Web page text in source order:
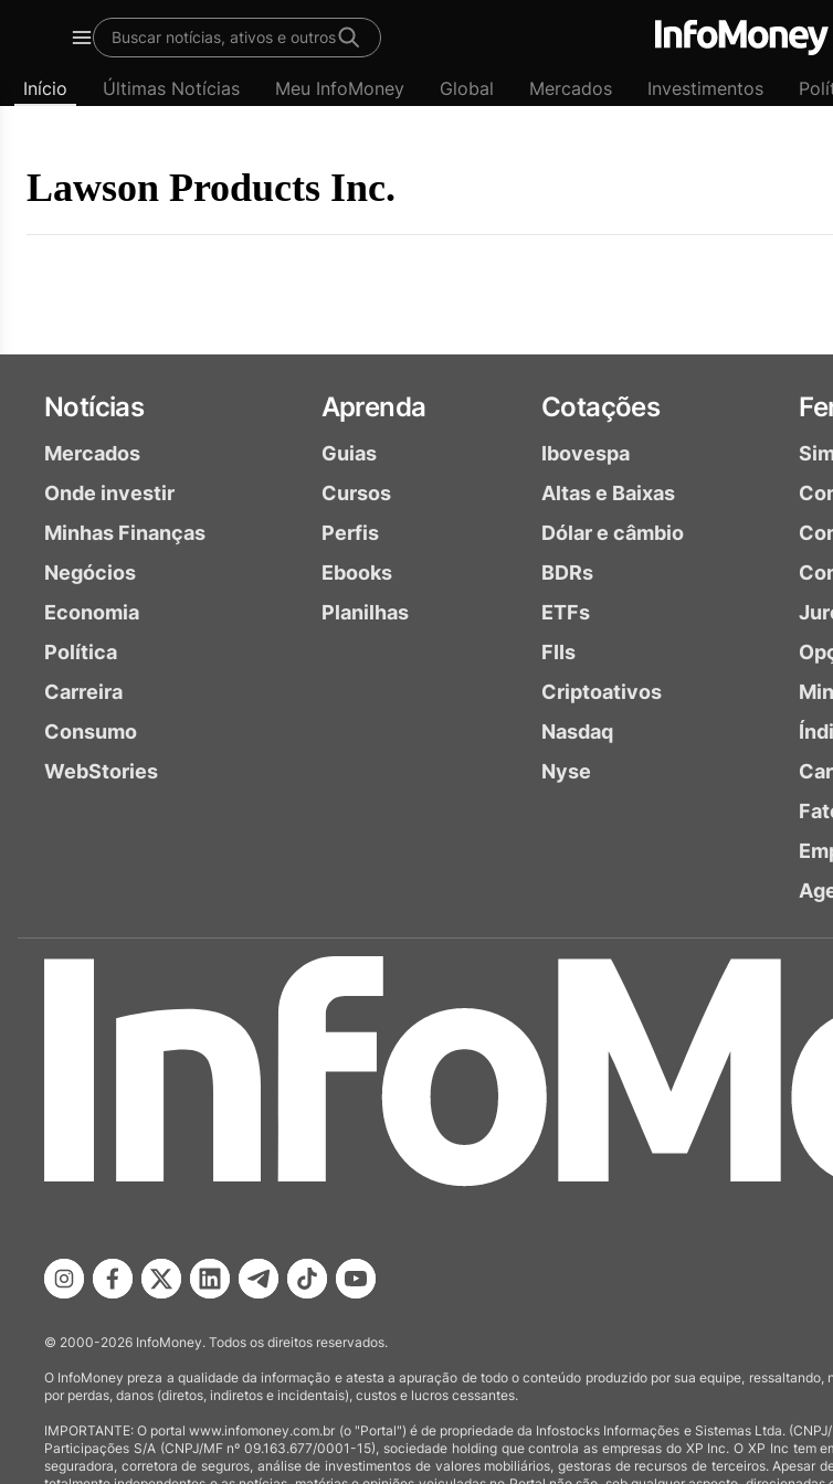
Últimas
InfoMoney
Menu
Buscar notícias, ativos e outros
Início Últimas Notícias Meu InfoMoney Global Mercados Investimentos
Lawson Products Inc.
Notícias
Mercados
Onde investir
Minhas Finanças
Negócios
Economia
Política
Carreira
Consumo
WebStories
Aprenda
Guias
Cursos
Perfis
Ebooks
Planilhas
Cotações
Ibovespa
Altas e Baixas
Dólar e câmbio
BDRs
ETFs
FIIs
Criptoativos
Nasdaq
Nyse
© 2000-2026 InfoMoney. Todos os direitos reservados.
O InfoMoney preza a qualidade da informação e atesta a apuração de todo o conteúdo produzido por sua equipe,
por perdas, danos (diretos, indiretos e incidentais), custos e lucros cessantes.
IMPORTANTE: O portal www.infomoney.com.br (o "Portal") é de propriedade da Infostocks Informações e Sistemas Ltda.
Participações S/A (CNPJ/MF nº 09.163.677/0001-15), sociedade holding que controla as empresas do XP Inc. O XP Inc
seguradora, corretora de seguros, análise de investimentos de valores mobiliários, gestoras de recursos de terceiros.